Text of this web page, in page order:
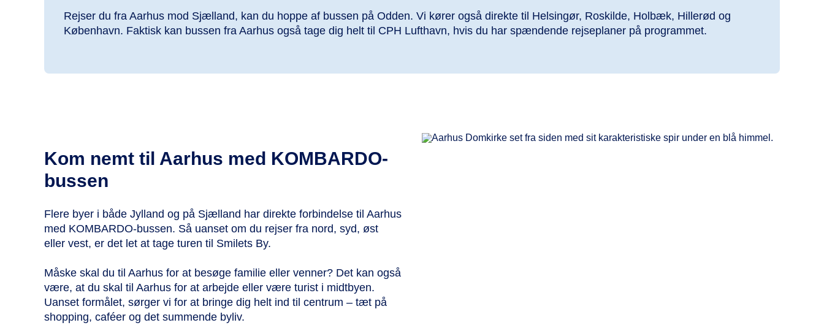
Rejser du fra Aarhus mod Sjælland, kan du hoppe af bussen på Odden. Vi kører også direkte til Helsingør, Roskilde, Holbæk, Hillerød og
København. Faktisk kan bussen fra Aarhus også tage dig helt til CPH Lufthavn, hvis du har spændende rejseplaner på programmet.
Kom nemt til Aarhus med KOMBARDO-
bussen
Flere byer i både Jylland og på Sjælland har direkte forbindelse til Aarhus
med KOMBARDO-bussen. Så uanset om du rejser fra nord, syd, øst
eller vest, er det let at tage turen til Smilets By.
Måske skal du til Aarhus for at besøge familie eller venner? Det kan også
være, at du skal til Aarhus for at arbejde eller være turist i midtbyen.
Uanset formålet, sørger vi for at bringe dig helt ind til centrum – tæt på
shopping, caféer og det summende byliv.